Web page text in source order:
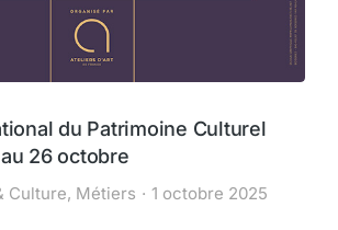
du Patrimoine Culturel
26 octobre
Culture, Métiers 1 octobre 2025